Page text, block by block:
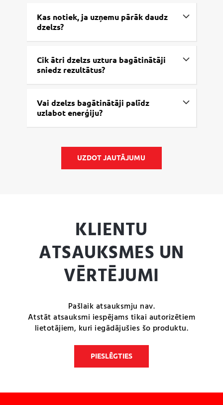
Kas notiek, ja uzņemu pārāk daudz
dzelzs?
Cik ātri dzelzs uztura bagātinātāji
sniedz rezultātus?
Vai dzelzs bagātinātāji palīdz
uzlabot enerģiju?
UZDOT JAUTĀJUMU
KLIENTU
ATSAUKSMES UN
VĒRTĒJUMI
Pašlaik atsauksmju nav.
Atstāt atsauksmi iespējams tikai autorizētiem
lietotājiem, kuri iegādājušies šo produktu.
PIESLĒGTIES